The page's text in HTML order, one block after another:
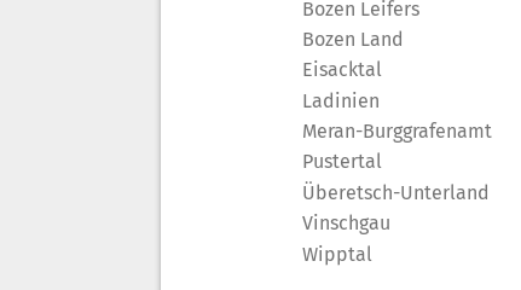
Bozen Leifers
Bozen Land
Eisacktal
Ladinien
Meran-Burggrafenamt
Pustertal
Überetsch-Unterland
Vinschgau
Wipptal